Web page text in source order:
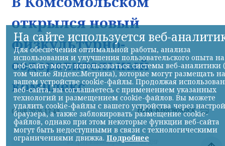
открылся новый
физкультурно-
оздоровительный
комплекс
06.08.2026 17:49 НИА-Красноярск
Кадр ТГ-канала правительства ДНР
На сайте используется веб-
Для обеспечения оптимальной работы, анализа
использования и улучшения пользовательского опыта на
веб-сайте могут использоваться системы веб-аналитики
том числе Яндекс.Метрика), которые могут размещать на
вашем устройстве cookie-файлы. Продолжая
веб-сайта, вы соглашаетесь с применением указанных
технологий и размещением cookie-файлов. Вы можете
удалить cookie-файлы с вашего устройства через
браузера, а также заблокировать размещение cookie-
файлов, однако при этом некоторые функции веб-сайта
могут быть недоступными в связи с технологическими
ограничениями движка. Подробнее